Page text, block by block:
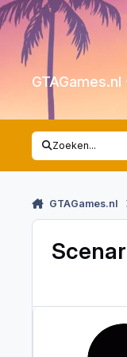
Skip to content
Zoeken...
GTAGames.nl